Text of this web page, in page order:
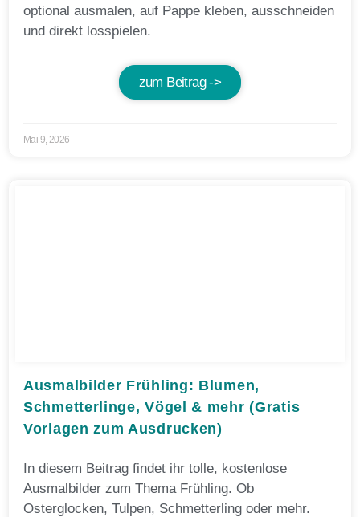
optional ausmalen, auf Pappe kleben, ausschneiden
und direkt losspielen.
zum Beitrag ->
Mai 9, 2026
Ausmalbilder Frühling: Blumen,
Schmetterlinge, Vögel & mehr (Gratis
Vorlagen zum Ausdrucken)
In diesem Beitrag findet ihr tolle, kostenlose
Ausmalbilder zum Thema Frühling. Ob
Osterglocken, Tulpen, Schmetterling oder mehr.